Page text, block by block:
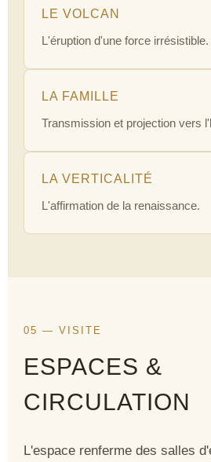
LE VOLCAN
L'éruption d'une force irrésistible.
LA FAMILLE
Transmission et projection vers
LA VERTICALITÉ
L'affirmation de la renaissance.
05 — VISITE
ESPACES &
CIRCULATION
L'espace renferme des salles